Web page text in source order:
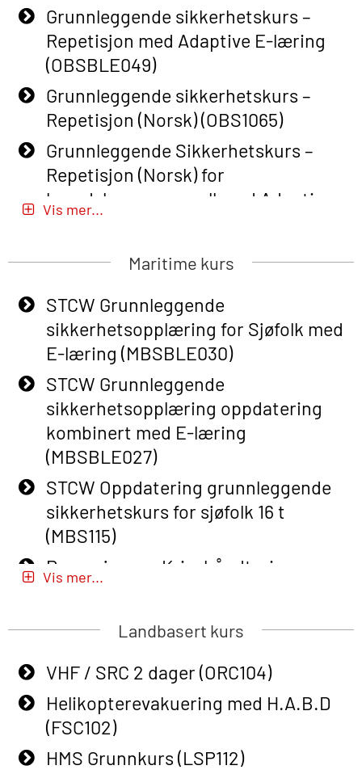
Grunnleggende sikkerhetskurs –
Repetisjon med Adaptive E-læring
(OBSBLE049)
Grunnleggende sikkerhetskurs –
Repetisjon (Norsk) (OBS1065)
Grunnleggende Sikkerhetskurs –
Repetisjon (Norsk) for
beredskapspersonell med Adaptive
E-læring (OBSBLE051)
Basic Safety Training (English) – with
Adaptive E-learning (OBSBLE047)
Basic Safety Training – Refresher
Course (English) with E-learning
(OBSBLE048)
Basic Safety Training – Refresher
Course (English) (OBS1063)
Basic Safety Training (English) – with
E-learning (OBSBLE050)
Helikopterevakuering inkl pustelunge
med adaptive e-læring (OSEBLE018)
Helicopter Underwater Escape incl.
Airpocket with E-learning (English)
Additional Basic Safety Training for
Grunnleggende Sikkerhetskurs –
Rep. for helikoptermannskap inkl.
HABD (FSC122)
Påbygging fra Offshore Norge til
Vis mer...
Maritime kurs
STCW Grunnleggende
sikkerhetsopplæring for Sjøfolk med
E-læring (MBSBLE030)
STCW Grunnleggende
sikkerhetsopplæring oppdatering
kombinert med E-læring
(MBSBLE027)
STCW Oppdatering grunnleggende
sikkerhetskurs for sjøfolk 16 t
(MBS115)
Passasjer- og Krisehåndtering
(MBSBLE020)
Passasjer- og Krisehåndtering
oppdatering (MBSBLE019)
STCW Grunnleggende
sikkerhetsopplæring for fiskere
(MBSBLE031)
STCW Grunnleggende
Vis mer...
Landbasert kurs
VHF / SRC 2 dager (ORC104)
Helikopterevakuering med H.A.B.D
(FSC102)
HMS Grunnkurs (LSP112)